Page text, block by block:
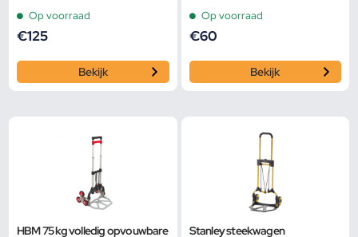
Op voorraad
€125
Bekijk
Op voorraad
€60
Bekijk
HBM 75 kg volledig opvouwbare
Stanley steekwagen